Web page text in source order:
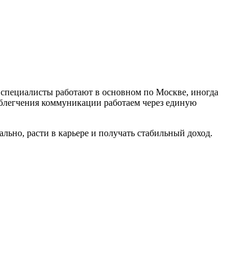
работают в основном по Москве, иногда
коммуникации работаем через единую
расти в карьере и получать стабильный доход.